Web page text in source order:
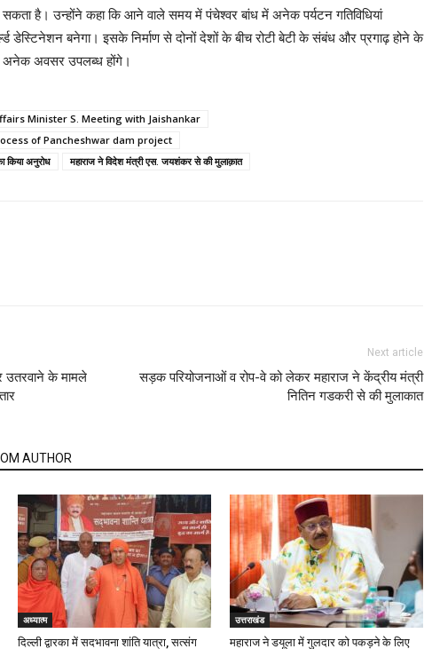
है। उन्होंने कहा कि आने वाले समय में पंचेश्वर बांध में अनेक पर्यटन गतिविधियां
डेस्टिनेशन बनेगा। इसके निर्माण से दोनों देशों के बीच रोटी बेटी के संबंध और प्रगाढ़ होने के
अनेक अवसर उपलब्ध होंगे।
Minister S. Meeting with Jaishankar
of Pancheshwar dam project
किया अनुरोध
महाराज ने विदेश मंत्री एस. जयशंकर से की मुलाक़ात
उतरवाने के मामले
Next article
सड़क परियोजनाओं व रोप-वे को लेकर महाराज ने केंद्रीय मंत्री
नितिन गडकरी से की मुलाकात
AUTHOR
अध्यात्म
दिल्ली द्वारका में सदभावना शांति यात्रा, सत्संग
उत्तराखंड
महाराज ने डयूला में गुलदार को पकड़ने के लिए